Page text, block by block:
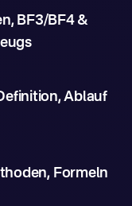
BF3/BF4 &
Ablauf
Formeln